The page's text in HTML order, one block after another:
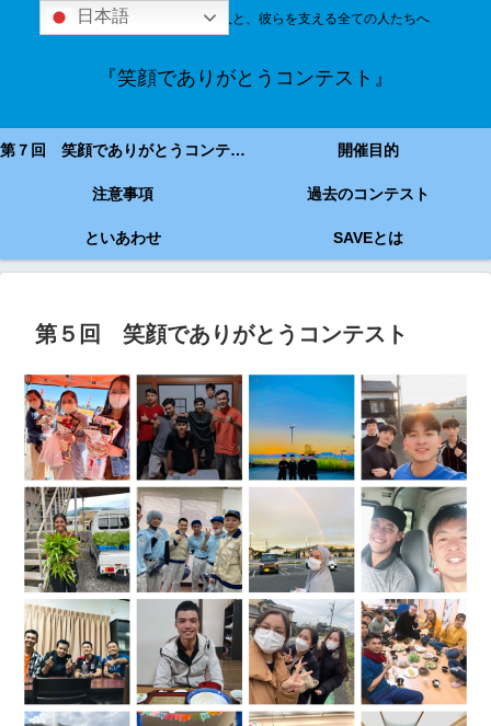
技能実習＆特定技能の外国人と、彼らを支える全ての人たちへ
『笑顔でありがとうコンテスト』
第７回 笑顔でありがとうコンテスト 開催目的
注意事項 過去のコンテスト
といあわせ SAVEとは
第５回 笑顔でありがとうコンテスト
日本語